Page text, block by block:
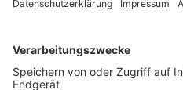
DEINE GEMERKTEN